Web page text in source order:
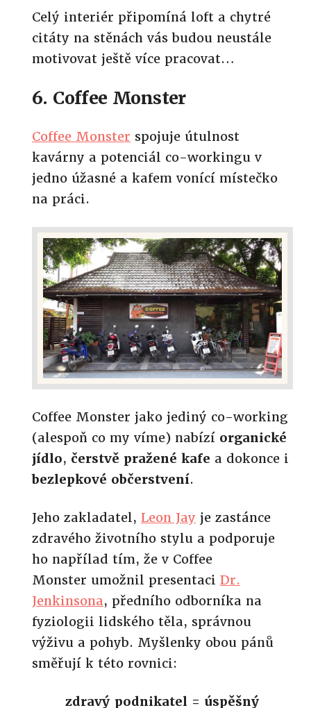
Celý interiér připomíná loft a chytré
citáty na stěnách vás budou neustále
motivovat ještě více pracovat…
6. Coffee Monster
Coffee Monster spojuje útulnost
kavárny a potenciál co-workingu v
jedno úžasné a kafem vonící místečko
na práci.
Coffee Monster jako jediný co-working
(alespoň co my víme) nabízí organické
jídlo, čerstvě pražené kafe a dokonce i
bezlepkové občerstvení.
Jeho zakladatel, Leon Jay je zastánce
zdravého životního stylu a podporuje
ho napřílad tím, že v Coffee
Monster umožnil presentaci Dr.
Jenkinsona, předního odborníka na
fyziologii lidského těla, správnou
výživu a pohyb. Myšlenky obou pánů
směřují k této rovnici:
zdravý podnikatel = úspěšný